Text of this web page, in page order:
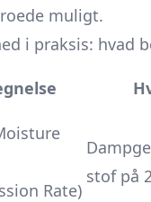
muligt.
i praksis: hvad
Rate)
stof på